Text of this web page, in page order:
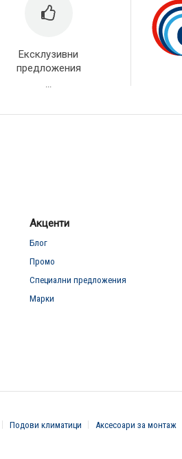
Ексклузивни
предложения
Акценти
Блог
Промо
Специални предложения
Марки
Подови климатици Аксесоари за монтаж